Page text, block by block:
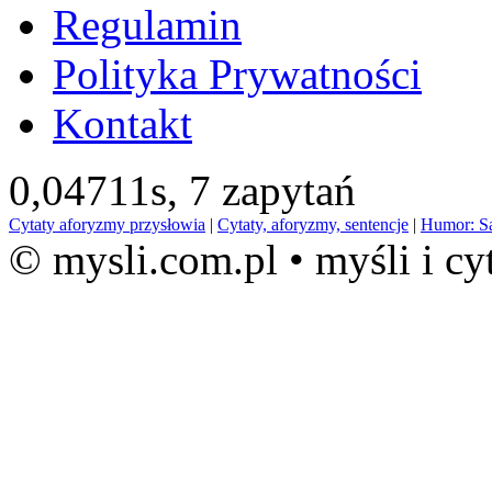
Regulamin
Polityka Prywatności
Kontakt
0,04711s, 7 zapytań
Cytaty aforyzmy przysłowia | Cytaty, aforyzmy, sentencje | Humor:
© mysli.com.pl • myśli i